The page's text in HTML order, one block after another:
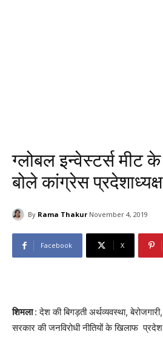
ग्लोबल इन्वेस्टर्स मीट
बोले कांग्रेस
By Rama Thakur November 4, 2019
Facebook X
शिमला: देश की बिगड़ती अर्थव्यवस्था,
सरकार की जनविरोधी नीतियों के खिलाफ